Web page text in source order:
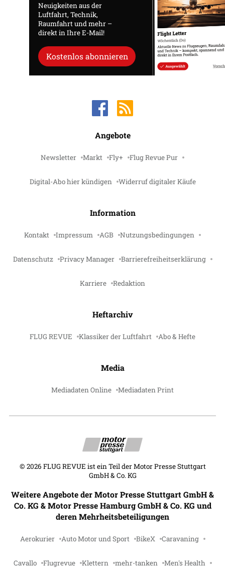
Neuigkeiten aus der
Luftfahrt, Technik,
Raumfahrt und mehr –
direkt in Ihre E-Mail!
Kostenlos abonnieren
Angebote
Newsletter Markt Fly+ Flug Revue Pur
Digital-Abo hier kündigen Widerruf digitaler Käufe
Information
Kontakt Impressum AGB Nutzungsbedingungen
Datenschutz Privacy Manager Barrierefreiheitserklärung
Karriere Redaktion
Heftarchiv
FLUG REVUE Klassiker der Luftfahrt Abo & Hefte
Media
Mediadaten Online Mediadaten Print
© 2026 FLUG REVUE ist ein Teil der Motor Presse Stuttgart
GmbH & Co. KG
Weitere Angebote der Motor Presse Stuttgart GmbH &
Co. KG & Motor Presse Hamburg GmbH & Co. KG und
deren Mehrheitsbeteiligungen
Aerokurier Auto Motor und Sport BikeX Caravaning
Cavallo Flugrevue Klettern mehr-tanken Men's Health